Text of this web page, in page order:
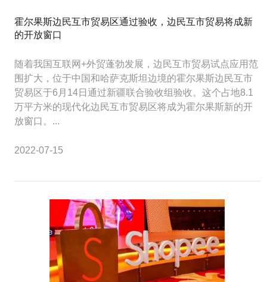
霍尔果斯边民互市贸易区通过验收，边民互市贸易将成新
的开放窗口
随着我国互联网+外贸蓬勃发展，边民互市贸易试点应用范
围扩大，位于中国和哈萨克斯坦边境的霍尔果斯边民互市
贸易区于6月14日通过新疆联合验收组验收。这个占地8.1
万平方米的现代化边民互市贸易区将成为霍尔果斯新的开
放窗口。...
2022-07-15